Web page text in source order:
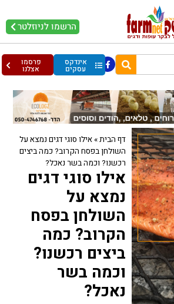
הרשמו לניוזלטר
אינדקס
עסקים
פרסמו
אצלנו
דף הבית»אילו סוגי דגים נמצא על
השולחן בפסח הקרוב? כמה ביצים
רכשנו? וכמה בשר נאכל?
אילו סוגי דגים
נמצא על
השולחן בפסח
הקרוב? כמה
ביצים רכשנו?
וכמה בשר
נאכל?